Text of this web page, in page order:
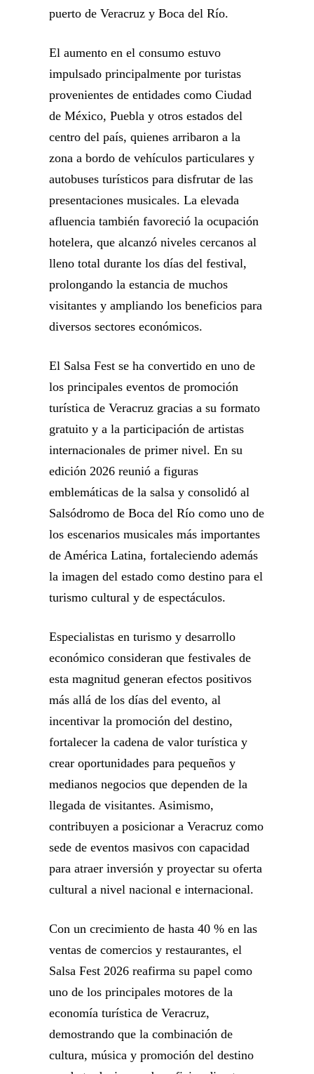
puerto de Veracruz y Boca del Río.
El aumento en el consumo estuvo
impulsado principalmente por turistas
provenientes de entidades como Ciudad
de México, Puebla y otros estados del
centro del país, quienes arribaron a la
zona a bordo de vehículos particulares y
autobuses turísticos para disfrutar de las
presentaciones musicales. La elevada
afluencia también favoreció la ocupación
hotelera, que alcanzó niveles cercanos al
lleno total durante los días del festival,
prolongando la estancia de muchos
visitantes y ampliando los beneficios para
diversos sectores económicos.
El Salsa Fest se ha convertido en uno de
los principales eventos de promoción
turística de Veracruz gracias a su formato
gratuito y a la participación de artistas
internacionales de primer nivel. En su
edición 2026 reunió a figuras
emblemáticas de la salsa y consolidó al
Salsódromo de Boca del Río como uno de
los escenarios musicales más importantes
de América Latina, fortaleciendo además
la imagen del estado como destino para el
turismo cultural y de espectáculos.
Especialistas en turismo y desarrollo
económico consideran que festivales de
esta magnitud generan efectos positivos
más allá de los días del evento, al
incentivar la promoción del destino,
fortalecer la cadena de valor turística y
crear oportunidades para pequeños y
medianos negocios que dependen de la
llegada de visitantes. Asimismo,
contribuyen a posicionar a Veracruz como
sede de eventos masivos con capacidad
para atraer inversión y proyectar su oferta
cultural a nivel nacional e internacional.
Con un crecimiento de hasta 40 % en las
ventas de comercios y restaurantes, el
Salsa Fest 2026 reafirma su papel como
uno de los principales motores de la
economía turística de Veracruz,
demostrando que la combinación de
cultura, música y promoción del destino